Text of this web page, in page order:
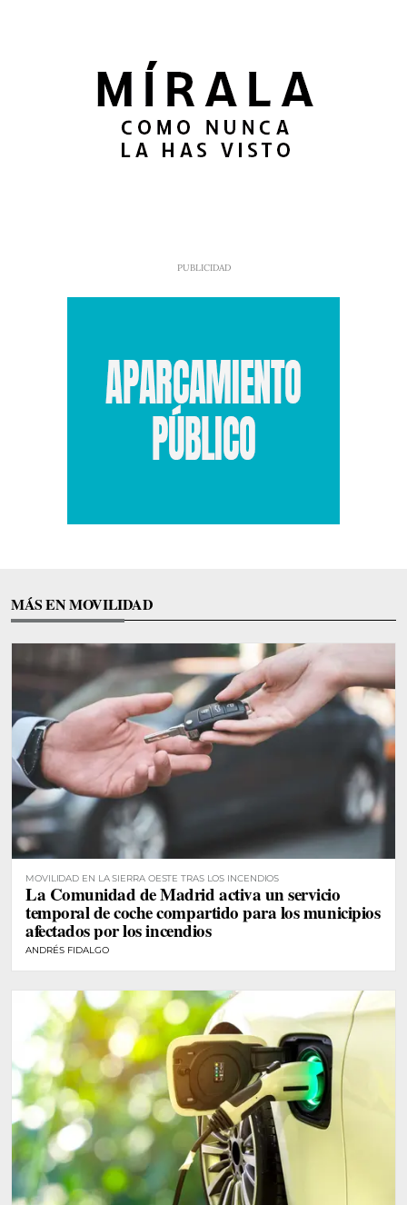
MÁS EN MOVILIDAD
MOVILIDAD EN LA SIERRA OESTE TRAS LOS INCENDIOS
La Comunidad de Madrid activa un servicio
temporal de coche compartido para los municipios
afectados por los incendios
ANDRÉS FIDALGO